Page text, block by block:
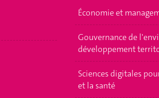
Économie et
Gouvernance de
développement
Sciences digitales
et la santé